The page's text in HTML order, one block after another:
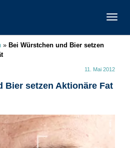
» Bei Würstchen und Bier setzen
11. Mai 2012
Bier setzen Aktionäre Fat